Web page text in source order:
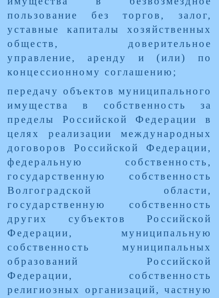
пользование без торгов, залог,
уставные капиталы хозяйственных
обществ, доверительное
управление, аренду и (или) по
концессионному соглашению;
передачу объектов муниципального
имущества в собственность за
пределы Российской Федерации в
целях реализации международных
договоров Российской Федерации,
федеральную собственность,
государственную собственность
Волгоградской области,
государственную собственность
других субъектов Российской
Федерации, муниципальную
собственность муниципальных
образований Российской
Федерации, собственность
религиозных организаций, частную